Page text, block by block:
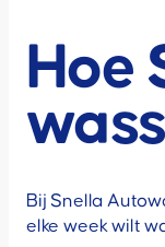
Hoe
Bij Snella
elke week wilt